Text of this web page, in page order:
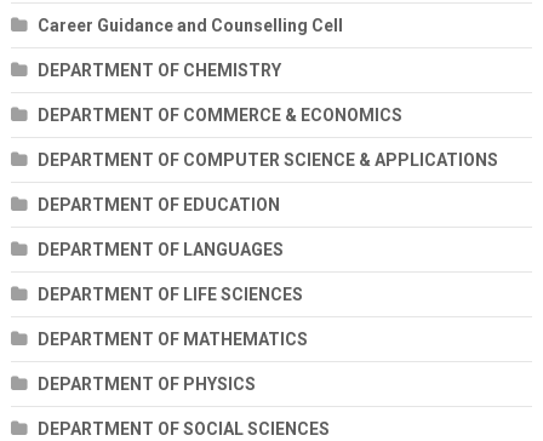
Career Guidance and Counselling Cell
DEPARTMENT OF CHEMISTRY
DEPARTMENT OF COMMERCE & ECONOMICS
DEPARTMENT OF COMPUTER SCIENCE & APPLICATIONS
DEPARTMENT OF EDUCATION
DEPARTMENT OF LANGUAGES
DEPARTMENT OF LIFE SCIENCES
DEPARTMENT OF MATHEMATICS
DEPARTMENT OF PHYSICS
DEPARTMENT OF SOCIAL SCIENCES